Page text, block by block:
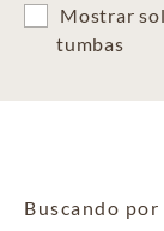
Mostrar
tumbas
Buscando por